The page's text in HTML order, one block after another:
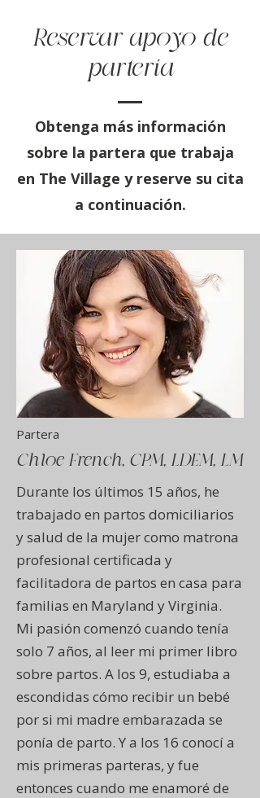
Reservar apoyo de
partería
Obtenga más información
sobre la partera que trabaja
en The Village y reserve su cita
a continuación.
Partera
Chloe French, CPM, LDEM, LM
Durante los últimos 15 años, he
trabajado en partos domiciliarios
y salud de la mujer como matrona
profesional certificada y
facilitadora de partos en casa para
familias en Maryland y Virginia.
Mi pasión comenzó cuando tenía
solo 7 años, al leer mi primer libro
sobre partos. A los 9, estudiaba a
escondidas cómo recibir un bebé
por si mi madre embarazada se
ponía de parto. Y a los 16 conocí a
mis primeras parteras, y fue
entonces cuando me enamoré de